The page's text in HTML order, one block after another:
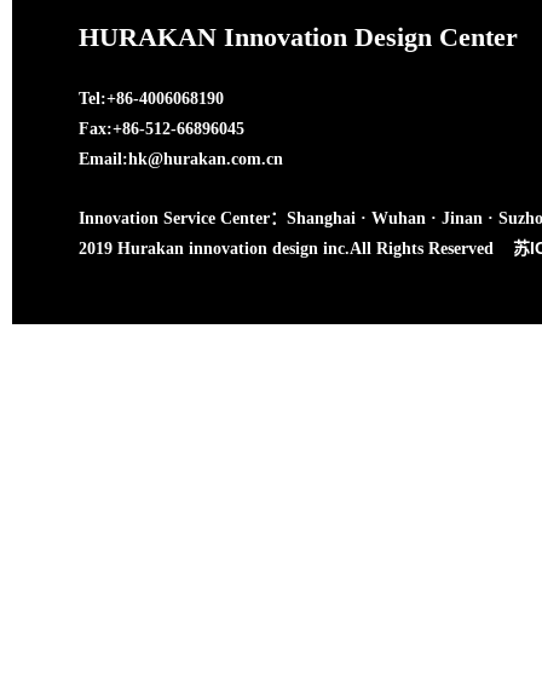
HURAKAN Innovation Design Center
Tel:+86-4006068190
Fax:+86-512-66896045
Email:hk@hurakan.com.cn
Innovation Service Center：Shanghai · Wuhan · Jinan ·
2019 Hurakan innovation design inc.All Rights Reserved 苏